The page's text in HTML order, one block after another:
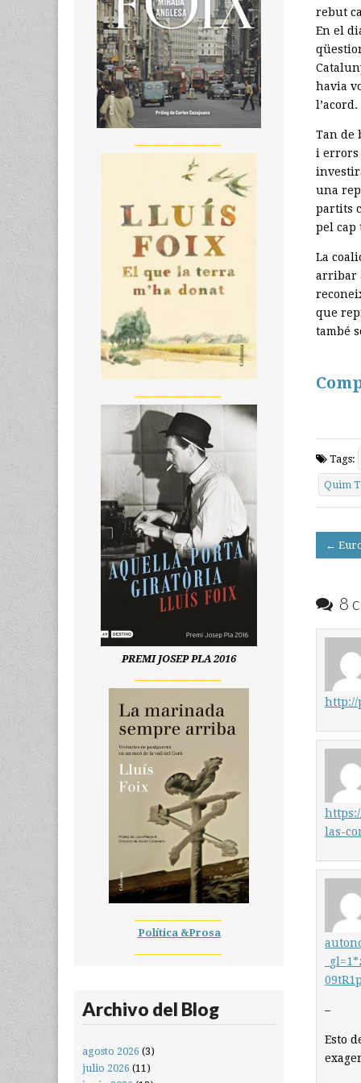
rebut
En el
havia
l’acord.
Tan de
i errors
una
partits
pel cap
La
arribar
que
també
Tags:
Quim
Post
←
8
http://
las-
–
Esto
PREMI JOSEP PLA 2016
Política &Prosa
Archivo del Blog
agosto 2026 (3)
julio 2026 (11)